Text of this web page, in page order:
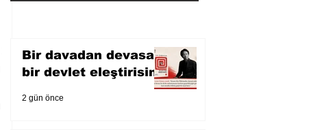
Bir davadan devasa
bir devlet eleştirisine
2 gün önce